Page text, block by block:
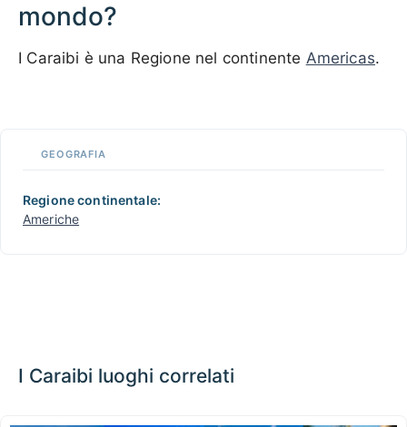
mondo?
I Caraibi è una Regione nel continente Americas.
1000 km / 621.4 mi
−
GEOGRAFIA
Regione continentale:
Americhe
I Caraibi luoghi correlati